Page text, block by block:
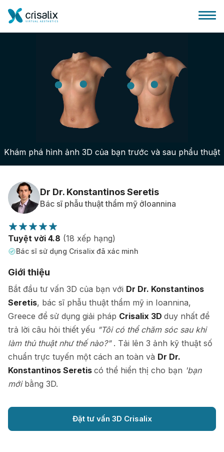
Bác sĩ phẫu thuật
Nền tảng kinh doanh 3D
Gói
Đánh giá của bệnh nhân
Khám phá hình ảnh 3D của bạn trước và sau phẩu thuật
Dr Dr. Konstantinos Seretis
Bác sĩ phẫu thuật thẩm mỹ ởIoannina
Tuyệt vời 4.8 (18 xếp hạng)
Bác sĩ sử dụng Crisalix đã xác minh
Giới thiệu
Bắt đầu tư vấn 3D của bạn với Dr Dr. Konstantinos
Seretis, bác sĩ phẫu thuật thẩm mỹ in Ioannina,
Greece để sử dụng giải pháp Crisalix 3D duy nhất để
trả lời câu hỏi thiết yếu "Tôi có thể chăm sóc sau khi
làm thủ thuật như thế nào?" . Tải lên 3 ảnh kỹ thuật số
chuẩn trực tuyến một cách an toàn và Dr Dr.
Konstantinos Seretis có thể hiển thị cho bạn 'bạn
mới bằng 3D.
Đặt tư vấn 3D Crisalix